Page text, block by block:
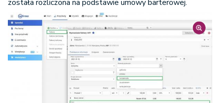
została rozliczona na podstawie umowy barterowej.